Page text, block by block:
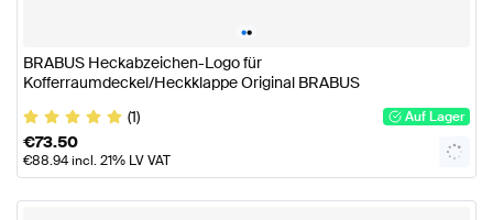
••
BRABUS Heckabzeichen-Logo für
Kofferraumdeckel/Heckklappe Original BRABUS
(1)
Auf Lager
€73.50
€88.94incl. 21% LV VAT